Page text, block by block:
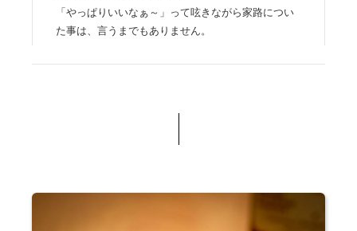
「やっぱりいいなぁ～」って呟きながら家路につい
た事は、言うまでもありません。